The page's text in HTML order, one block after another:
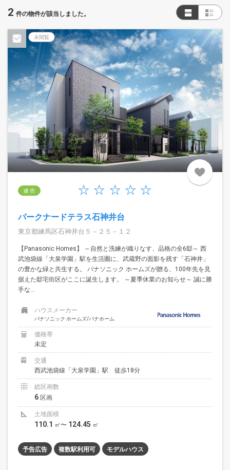
2 件の物件が該当しました。
未閲覧 予告広告
建 売
パークナードテラス石神井台
東京都練馬区石神井台５－２５－１２
【Panasonic Homes】 ～自然と洗練が織りなす、品格の全6邸～ 西
武池袋線「大泉学園」駅を生活圏に、武蔵野の面影を残す「石神井」
の豊かな緑と共生する。 パナソニック ホームズが贈る、100年先を見
据えた邸宅街区がここに誕生します。 ～夏季休業のお知らせ～ 誠に勝
手な...
ハウスメーカー
パナソニック ホームズ/パナホーム
価格帯
未定
交通
西武池袋線「大泉学園」駅 徒歩18分
総区画数
6 区画
土地面積
110.1 ㎡〜 124.45 ㎡
予告広告 複数駅利用可 モデルハウス